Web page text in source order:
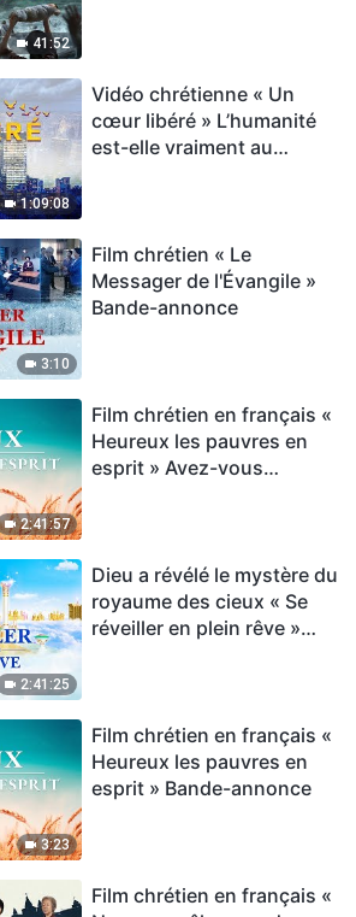
41:52
1:09:08
Vidéo chrétienne « Un
cœur libéré » L’humanité
est-elle vraiment au
3:10
Film chrétien « Le
Messager de l'Évangile »
Bande-annonce
2:41:57
Film chrétien en français «
Heureux les pauvres en
esprit » Avez-vous
2:41:25
Dieu a révélé le mystère du
royaume des cieux « Se
réveiller en plein rêve »
3:23
Film chrétien en français «
Heureux les pauvres en
esprit » Bande-annonce
Film chrétien en français «